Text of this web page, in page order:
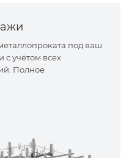
под ваш
с учётом всех
Полное